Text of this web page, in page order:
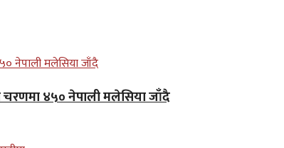
चरणमा ४५० नेपाली मलेसिया जाँदै